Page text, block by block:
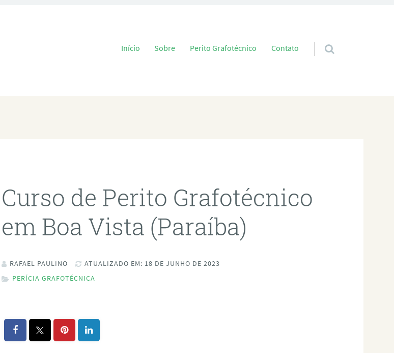
Pular para o conteúdo
Início Sobre Perito Grafotécnico Contato
Curso de Perito Grafotécnico
em Boa Vista (Paraíba)
RAFAEL PAULINO
ATUALIZADO EM: 18 DE JUNHO DE 2023
PERÍCIA GRAFOTÉCNICA